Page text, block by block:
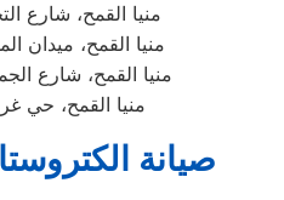
منيا القمح، شارع
منيا القمح، ميدان
منيا القمح، شارع
منيا القمح، حي
صيانة